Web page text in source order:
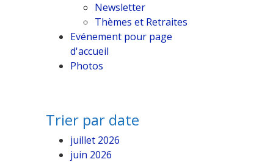
Newsletter
Thèmes et Retraites
Evénement pour page
d'accueil
Photos
Trier par date
juillet 2026
juin 2026